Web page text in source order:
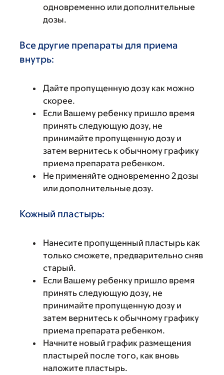
одновременно или дополнительные
дозы.
Все другие препараты для приема
внутрь:
Дайте пропущенную дозу как можно
скорее.
Если Вашему ребенку пришло время
принять следующую дозу, не
принимайте пропущенную дозу и
затем вернитесь к обычному графику
приема препарата ребенком.
Не применяйте одновременно 2 дозы
или дополнительные дозу.
Кожный пластырь:
Нанесите пропущенный пластырь как
только сможете, предварительно сняв
старый.
Если Вашему ребенку пришло время
принять следующую дозу, не
принимайте пропущенную дозу и
затем вернитесь к обычному графику
приема препарата ребенком.
Начните новый график размещения
пластырей после того, как вновь
наложите пластырь.